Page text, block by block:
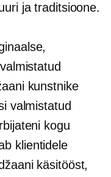
ja traditsioone.
kunstnike
valmistatud
kogu
klientidele
käsitööst,